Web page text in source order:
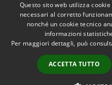
Accessibilità
Questo sito web utilizza
necessari al corretto
nonché un cookie tecnico
informazioni
Per maggiori dettagli, può
ACCETTA TUTTO